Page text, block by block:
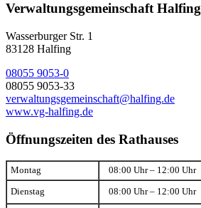
Verwaltungsgemeinschaft Halfing
Wasserburger Str. 1
83128 Halfing
08055 9053-0
08055 9053-33
verwaltungsgemeinschaft@halfing.de
www.vg-halfing.de
Öffnungszeiten des Rathauses
Montag 08:00 Uhr – 12:00 Uhr
Dienstag 08:00 Uhr – 12:00 Uhr